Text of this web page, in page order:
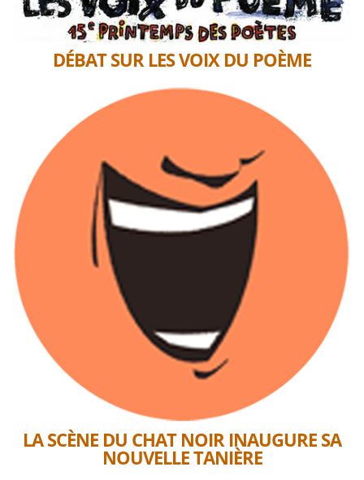
DÉBAT SUR LES VOIX DU POÈME
LA SCÈNE DU CHAT NOIR INAUGURE SA
NOUVELLE TANIÈRE